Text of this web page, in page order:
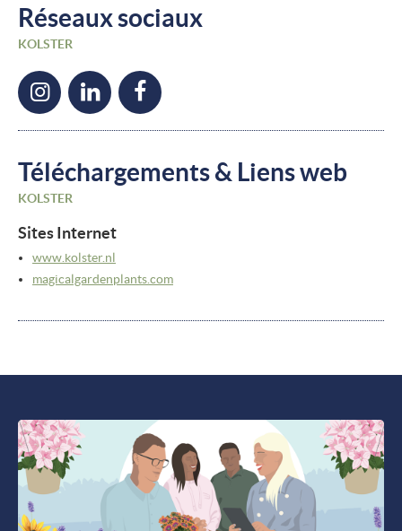
Réseaux sociaux
KOLSTER
Téléchargements & Liens web
KOLSTER
Sites Internet
www.kolster.nl
magicalgardenplants.com